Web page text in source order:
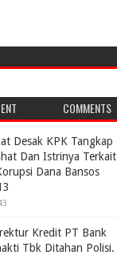
COMMENTS
Desak KPK Tangkap
Dan Istrinya Terkait
Dana Bansos
Kredit PT Bank
Tbk Ditahan Polisi.